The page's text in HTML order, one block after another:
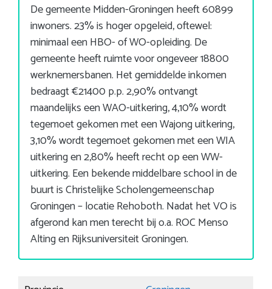
De gemeente Midden-Groningen heeft 60899
inwoners. 23% is hoger opgeleid, oftewel:
minimaal een HBO- of WO-opleiding. De
gemeente heeft ruimte voor ongeveer 18800
werknemersbanen. Het gemiddelde inkomen
bedraagt €21400 p.p. 2,90% ontvangt
maandelijks een WAO-uitkering, 4,10% wordt
tegemoet gekomen met een Wajong uitkering,
3,10% wordt tegemoet gekomen met een WIA
uitkering en 2,80% heeft recht op een WW-
uitkering. Een bekende middelbare school in de
buurt is Christelijke Scholengemeenschap
Groningen – locatie Rehoboth. Nadat het VO is
afgerond kan men terecht bij o.a. ROC Menso
Alting en Rijksuniversiteit Groningen.